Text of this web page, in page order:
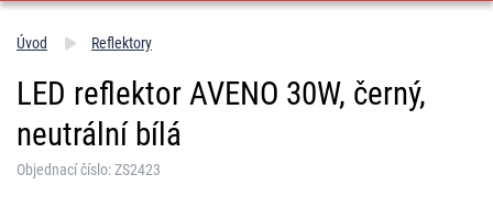
Úvod Reflektory
LED reflektor AVENO 30W, černý,
neutrální bílá
Objednací číslo: ZS2423